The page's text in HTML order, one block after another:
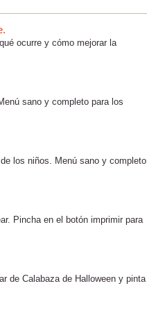
ocurre y cómo mejorar la
sano y completo para los
los niños. Menú sano y completo
Pincha en el botón imprimir para
de Calabaza de Halloween y pinta